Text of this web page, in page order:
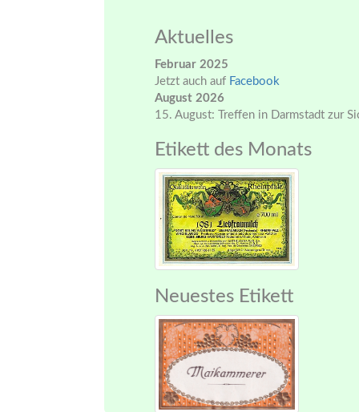
Aktuelles
Februar 2025
Jetzt auch auf Facebook
August 2026
15. August: Treffen in Darmstadt zur
Etikett des Monats
Neuestes Etikett